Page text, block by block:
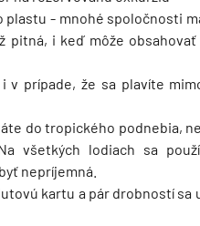
plastu - mnohé spoločnosti
pitná, i keď môže
v prípade, že sa plavíte
do tropického podnebia,
všetkých lodiach sa
nepríjemná.
kartu a pár drobností